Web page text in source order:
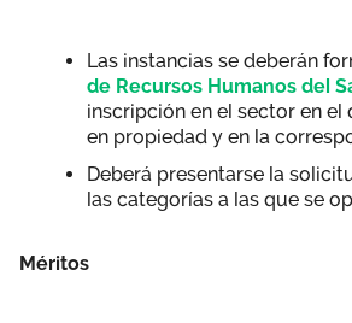
Las instancias se deberán
de Recursos Humanos del
inscripción en el sector en el
en propiedad y en la
Deberá presentarse la
las categorías a las que se
Méritos